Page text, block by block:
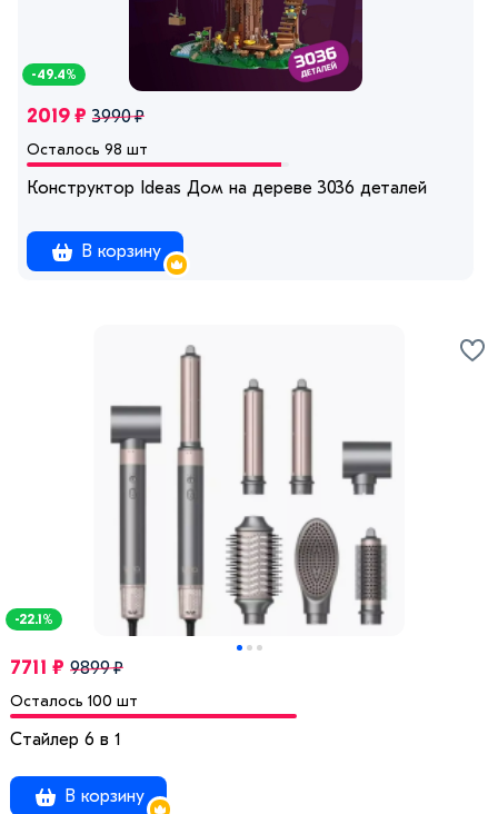
-49.4%
2019 ₽ 3990 ₽
Осталось 98 шт
Конструктор Ideas Дом на дереве 3036 деталей
В корзину
-22.1%
7711 ₽ 9899 ₽
Осталось 100 шт
Стайлер 6 в 1
В корзину